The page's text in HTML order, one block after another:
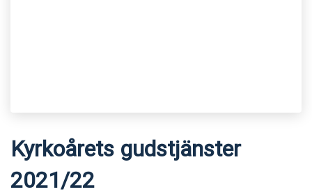
Kyrkoårets gudstjänster
2021/22